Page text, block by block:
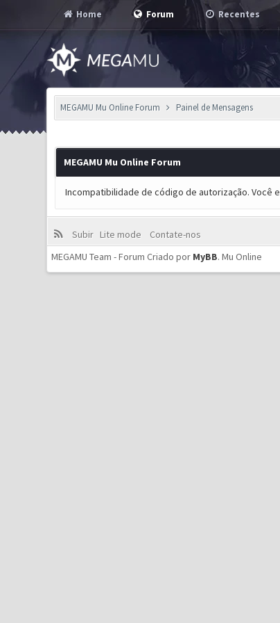
Home Forum Recentes
MEGAMU Mu Online Forum Painel de Mensagens
MEGAMU Mu Online Forum
Incompatibilidade de código de autorização.
Subir Lite mode
Contate-nos
MEGAMU Team - Forum Criado por MyBB.Mu Online